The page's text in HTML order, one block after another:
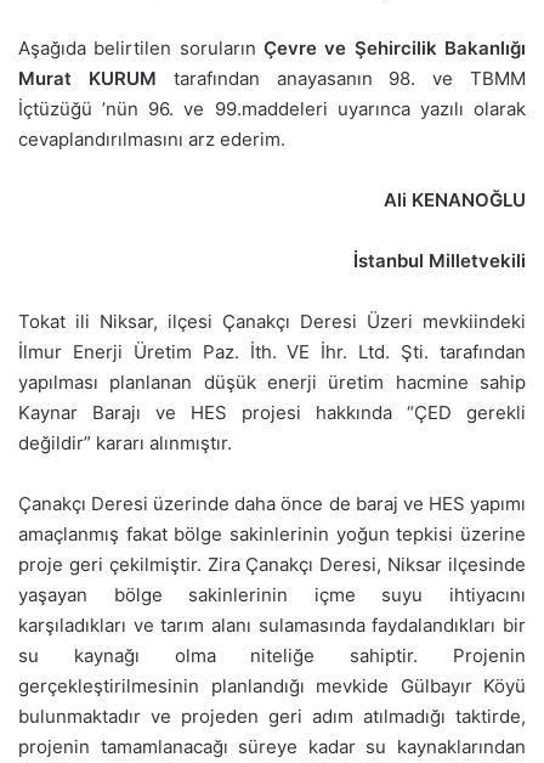
Aşağıda belirtilen soruların Çevre ve Şehircilik Bakanlığı
Murat KURUM tarafından anayasanın 98. ve TBMM
İçtüzüğü ’nün 96. ve 99.maddeleri uyarınca yazılı olarak
cevaplandırılmasını arz ederim.
Ali KENANOĞLU
İstanbul Milletvekili
Tokat ili Niksar, ilçesi Çanakçı Deresi Üzeri mevkiindeki
İlmur Enerji Üretim Paz. İth. VE İhr. Ltd. Şti. tarafından
yapılması planlanan düşük enerji üretim hacmine sahip
Kaynar Barajı ve HES projesi hakkında “ÇED gerekli
değildir” kararı alınmıştır.
Çanakçı Deresi üzerinde daha önce de baraj ve HES yapımı
amaçlanmış fakat bölge sakinlerinin yoğun tepkisi üzerine
proje geri çekilmiştir. Zira Çanakçı Deresi, Niksar ilçesinde
yaşayan bölge sakinlerinin içme suyu ihtiyacını
karşıladıkları ve tarım alanı sulamasında faydalandıkları bir
su kaynağı olma niteliğe sahiptir. Projenin
gerçekleştirilmesinin planlandığı mevkide Gülbayır Köyü
bulunmaktadır ve projeden geri adım atılmadığı taktirde,
projenin tamamlanacağı süreye kadar su kaynaklarından